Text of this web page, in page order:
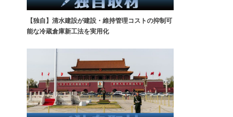
【独自】清水建設が建設・維持管理コストの抑制可
能な冷蔵倉庫新工法を実用化